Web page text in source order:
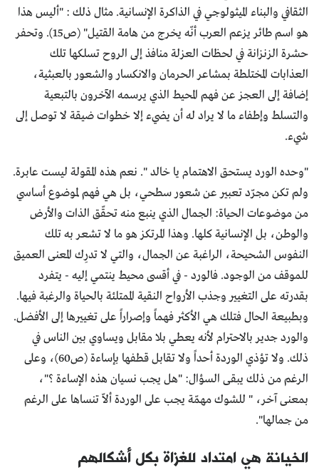
الثقافي والبناء الميثولوجي في الذاكرة الإنسانية. مثال ذلك : "أليس هذا
هو اسم طائر يزعم العرب أنّه يخرج من هامة القتيل" (ص15). وتحفر
حشرة الزنزانة في لحظات العزلة منافذ إلى الروح تسلكها تلك
العذابات المختلطة بمشاعر الحرمان والانكسار والشعور بالعبثية،
إضافة إلى العجز عن فهم المحيط الذي يرسمه الآخرون بالتبعية
والتسلط وإطفاء ما لا يراد له أن يضيء إلا خطوات ضيقة لا توصل إلى
شيء.
"وحده الورد يستحق الاهتمام يا خالد ". نعم هذه المقولة ليست عابرة.
ولم تكن مجرّد تعبير عن شعور سطحي، بل هي فهم لموضوع أساسي
من موضوعات الحياة: الجمال الذي ينبع منه تحقّق الذات والأرض
والوطن، بل الإنسانية كلها. وهذا المرتكز هو ما لا تشعر به تلك
النفوس الشحيحة، الراغبة عن الجمال، والتي لا تدرِك المعنى العميق
للموقف من الوجود. فالورد - في أقسى محيط ينتمي إليه - يتفرد
بقدرته على التغيير وجذب الأرواح النقية الممتلئة بالحياة والرغبة فيها.
وبطبيعة الحال فتلك هي الأكثر فهماً وإصراراً على تغييرها إلى الأفضل.
والورد جدير بالاحترام لأنه يعطي بلا مقابل ويساوي بين الناس في
ذلك. ولا تؤذي الوردة أحداً ولا تقابل قطفها بإساءة (ص60)، وعلى
الرغم من ذلك يبقى السؤال: "هل يجب نسيان هذه الإساءة ؟"،
بمعنى آخر، " للشوك مهمّة يجب على الوردة ألاّ تنساها على الرغم
من جمالها".
الخيانة هي امتداد للغزاة بكل أشكالهم